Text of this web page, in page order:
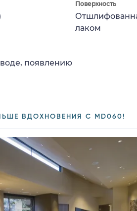
Поверхность
лаком
появлению
ВДОХНОВЕНИЯ С MD060!